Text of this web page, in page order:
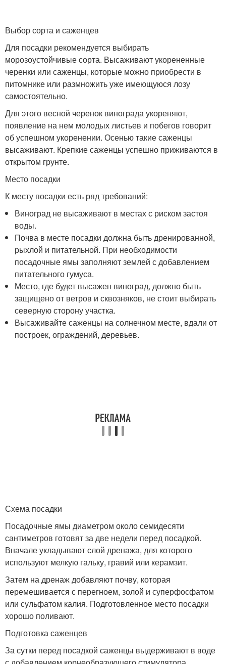
Выбор сорта и саженцев
Для посадки рекомендуется выбирать
морозоустойчивые сорта. Высаживают укорененные
черенки или саженцы, которые можно приобрести в
питомнике или размножить уже имеющуюся лозу
самостоятельно.
Для этого весной черенок винограда укореняют,
появление на нем молодых листьев и побегов говорит
об успешном укоренении. Осенью такие саженцы
высаживают. Крепкие саженцы успешно приживаются в
открытом грунте.
Место посадки
К месту посадки есть ряд требований:
Виноград не высаживают в местах с риском застоя
воды.
Почва в месте посадки должна быть дренированной,
рыхлой и питательной. При необходимости
посадочные ямы заполняют землей с добавлением
питательного гумуса.
Место, где будет высажен виноград, должно быть
защищено от ветров и сквозняков, не стоит выбирать
северную сторону участка.
Высаживайте саженцы на солнечном месте, вдали от
построек, ограждений, деревьев.
Схема посадки
Посадочные ямы диаметром около семидесяти
сантиметров готовят за две недели перед посадкой.
Вначале укладывают слой дренажа, для которого
используют мелкую гальку, гравий или керамзит.
Затем на дренаж добавляют почву, которая
перемешивается с перегноем, золой и суперфосфатом
или сульфатом калия. Подготовленное место посадки
хорошо поливают.
Подготовка саженцев
За сутки перед посадкой саженцы выдерживают в воде